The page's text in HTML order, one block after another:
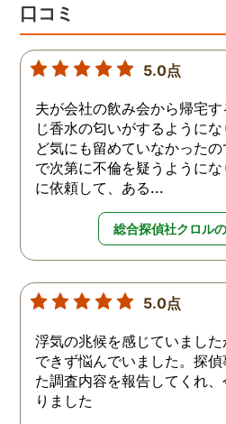
口コミ
5.0点
夫が会社の飲み会から帰宅
じ香水の匂いがするように
ど気にも留めていなかった
で次第に不倫を疑うように
に依頼して、ある...
総合探偵社クロル
5.0点
浮気の兆候を感じていまし
できず悩んでいました。探
た調査内容を報告してくれ
りました